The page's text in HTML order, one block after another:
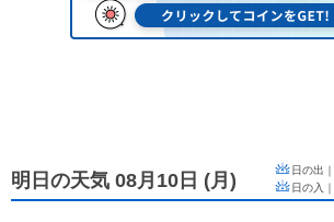
明日の天気 08月10日 (月 ) 日の出｜
日の入｜